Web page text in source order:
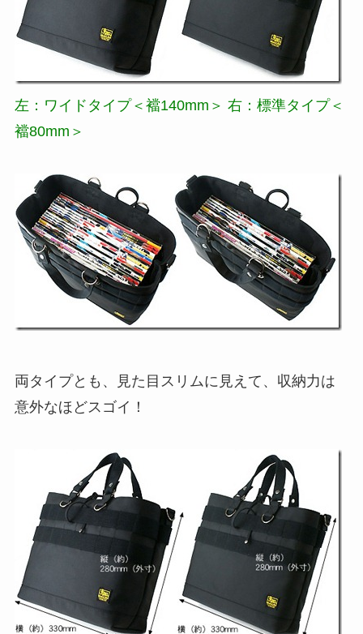
左：ワイドタイプ＜襠140mm＞ 右：標準タイプ＜
襠80mm＞
両タイプとも、見た目スリムに見えて、収納力は
意外なほどスゴイ！